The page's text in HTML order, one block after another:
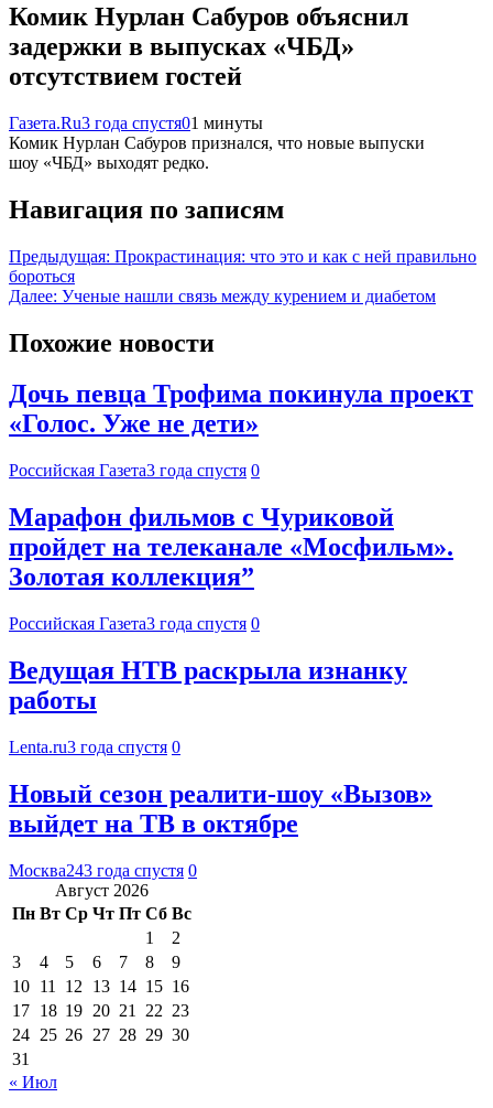
Комик Нурлан Сабуров объяснил
задержки в выпусках «ЧБД»
отсутствием гостей
Газета.Ru3 года спустя01 минуты
Комик Нурлан Сабуров признался, что новые выпуски
шоу «ЧБД» выходят редко.
Навигация по записям
Предыдущая: Прокрастинация: что это и как с ней правильно
бороться
Далее: Ученые нашли связь между курением и диабетом
Похожие новости
Дочь певца Трофима покинула проект
«Голос. Уже не дети»
Российская Газета3 года спустя 0
Марафон фильмов с Чуриковой
пройдет на телеканале «Мосфильм».
Золотая коллекция”
Российская Газета3 года спустя 0
Ведущая НТВ раскрыла изнанку
работы
Lenta.ru3 года спустя 0
Новый сезон реалити-шоу «Вызов»
выйдет на ТВ в октябре
Москва243 года спустя 0
Август 2026
Пн Вт Ср Чт Пт Сб Вс
1
2
3
4 5 6 7 8
9
10 11 12 13 14 15 16
17 18 19 20 21 22 23
24 25 26 27 28 29 30
31
« Июл